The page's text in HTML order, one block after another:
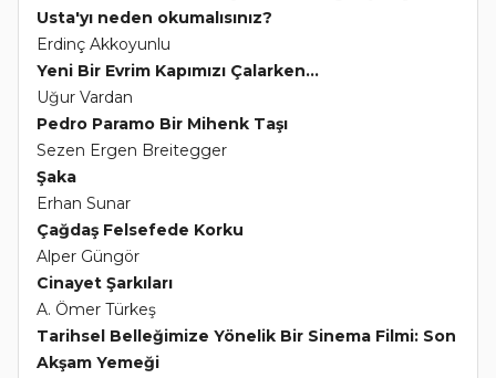
Usta'yı neden okumalısınız?
Erdinç Akkoyunlu
Yeni Bir Evrim Kapımızı Çalarken...
Uğur Vardan
Pedro Paramo Bir Mihenk Taşı
Sezen Ergen Breitegger
Şaka
Erhan Sunar
Çağdaş Felsefede Korku
Alper Güngör
Cinayet Şarkıları
A. Ömer Türkeş
Tarihsel Belleğimize Yönelik Bir Sinema Filmi: Son
Akşam Yemeği